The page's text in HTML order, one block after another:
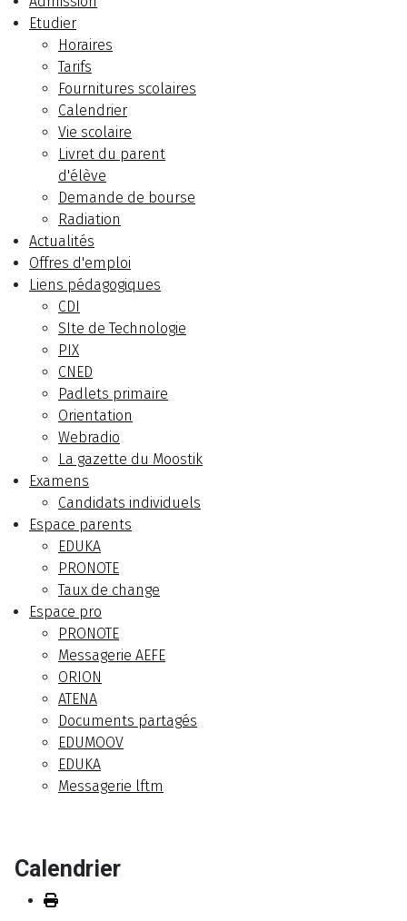
Etudier
Horaires
Tarifs
Fournitures scolaires
Calendrier
Vie scolaire
Livret du parent
d'élève
Demande de bourse
Radiation
Actualités
Offres d'emploi
Liens pédagogiques
CDI
SIte de Technologie
PIX
CNED
Padlets primaire
Orientation
Webradio
La gazette du Moostik
Examens
Candidats individuels
Espace parents
EDUKA
PRONOTE
Taux de change
Espace pro
PRONOTE
Messagerie AEFE
ORION
ATENA
Documents partagés
EDUMOOV
EDUKA
Messagerie lftm
Calendrier